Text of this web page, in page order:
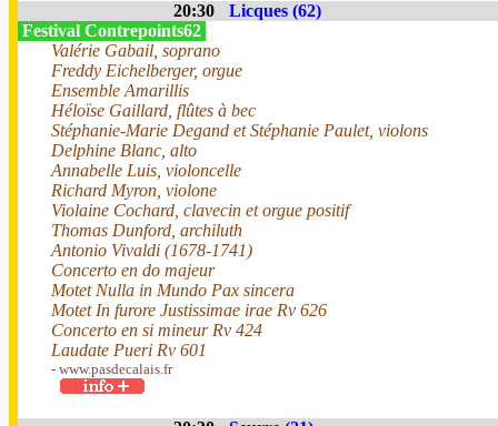
20:30
Licques (62)
Festival Contrepoints62
Valérie Gabail, soprano
Freddy Eichelberger, orgue
Ensemble Amarillis
Héloïse Gaillard, flûtes à bec
Stéphanie-Marie Degand et Stéphanie Paulet, violons
Delphine Blanc, alto
Annabelle Luis, violoncelle
Richard Myron, violone
Violaine Cochard, clavecin et orgue positif
Thomas Dunford, archiluth
Antonio Vivaldi (1678-1741)
Concerto en do majeur
Motet Nulla in Mundo Pax sincera
Motet In furore Justissimae irae Rv 626
Concerto en si mineur Rv 424
Laudate Pueri Rv 601
- www.pasdecalais.fr